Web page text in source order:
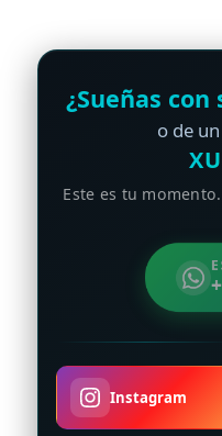
¿Sueñas
o de
Este es tu
Instagram